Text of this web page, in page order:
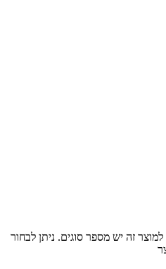
למוצר זה יש מספר סוגים. ניתן לבחור